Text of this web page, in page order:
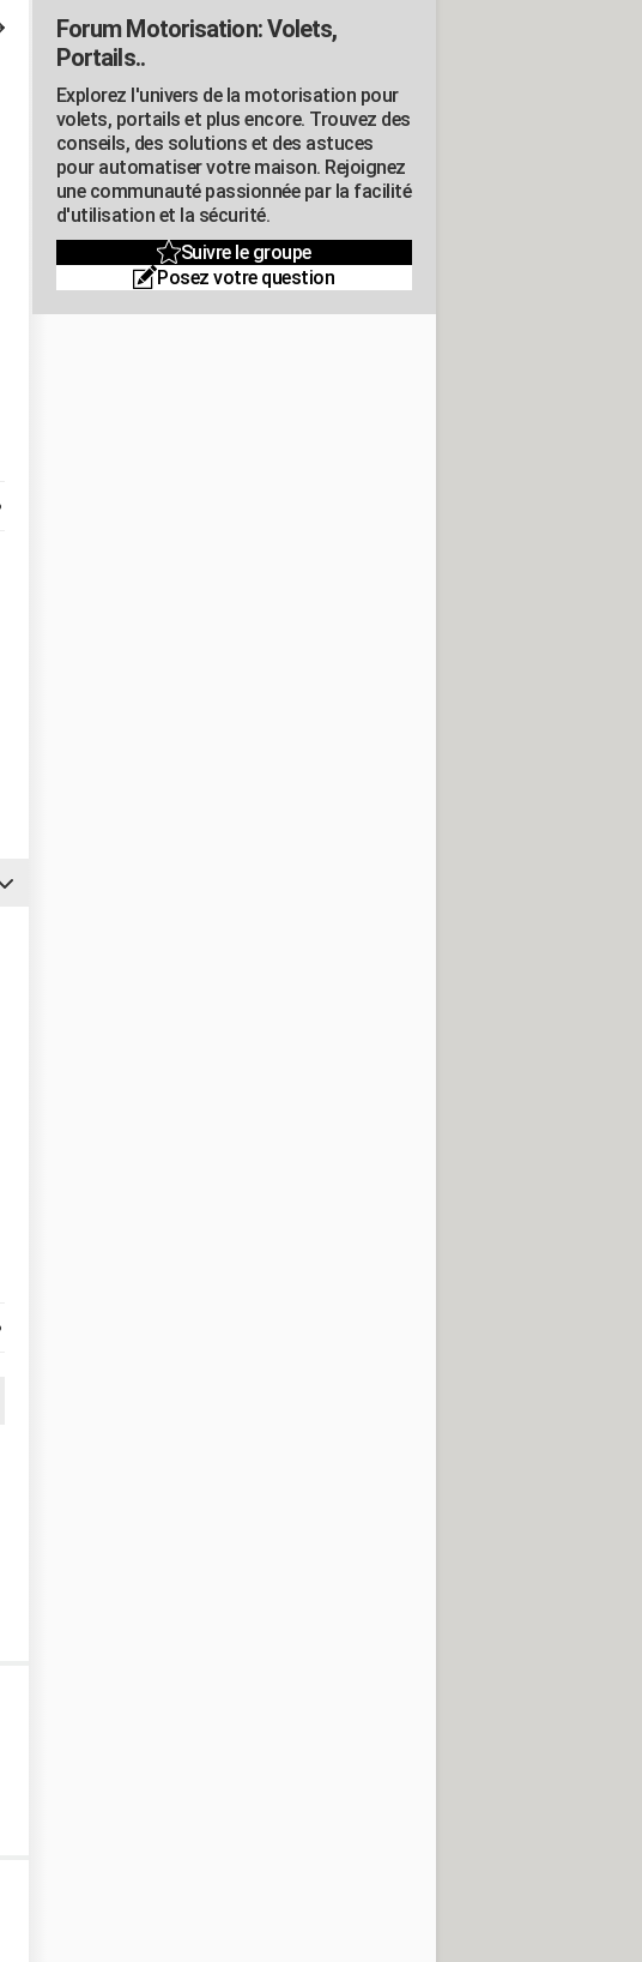
Forum Motorisation: Volets,
Portails..
Explorez l'univers de la motorisation pour
volets, portails et plus encore. Trouvez des
conseils, des solutions et des astuces
pour automatiser votre maison. Rejoignez
une communauté passionnée par la facilité
d'utilisation et la sécurité.
Suivre le groupe
Posez votre question